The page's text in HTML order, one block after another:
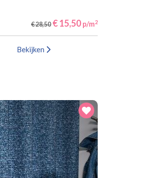
€ 28,50 € 15,50 p/m2
Bekijken